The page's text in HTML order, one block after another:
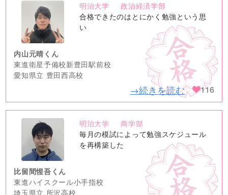
no
image
明治大学
政治経済学部
合格できたのはとにかく勉強という思
い
内山元晴くん
東進衛星予備校新豊田駅前校
愛知県立 豊田西高校
→続きを読む 116
no
image
明治大学
商学部
毎月の模試によって勉強スケジュール
を再構築した
比留間惺吾くん
東進ハイスクール小手指校
埼玉県立 所沢高校